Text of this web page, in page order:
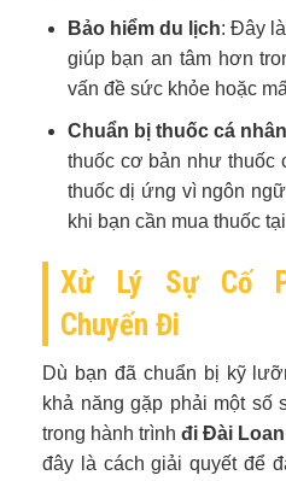
Bảo hiểm du lịch: Đây
giúp bạn an tâm hơn
vấn đề sức khỏe hoặc
Chuẩn bị thuốc cá nhân
thuốc cơ bản như thuốc
thuốc dị ứng vì ngôn
khi bạn cần mua thuốc
Xử Lý Sự Cố
Chuyến Đi
Dù bạn đã chuẩn bị kỹ
khả năng gặp phải một số
trong hành trình đi Đài
đây là cách giải quyết để